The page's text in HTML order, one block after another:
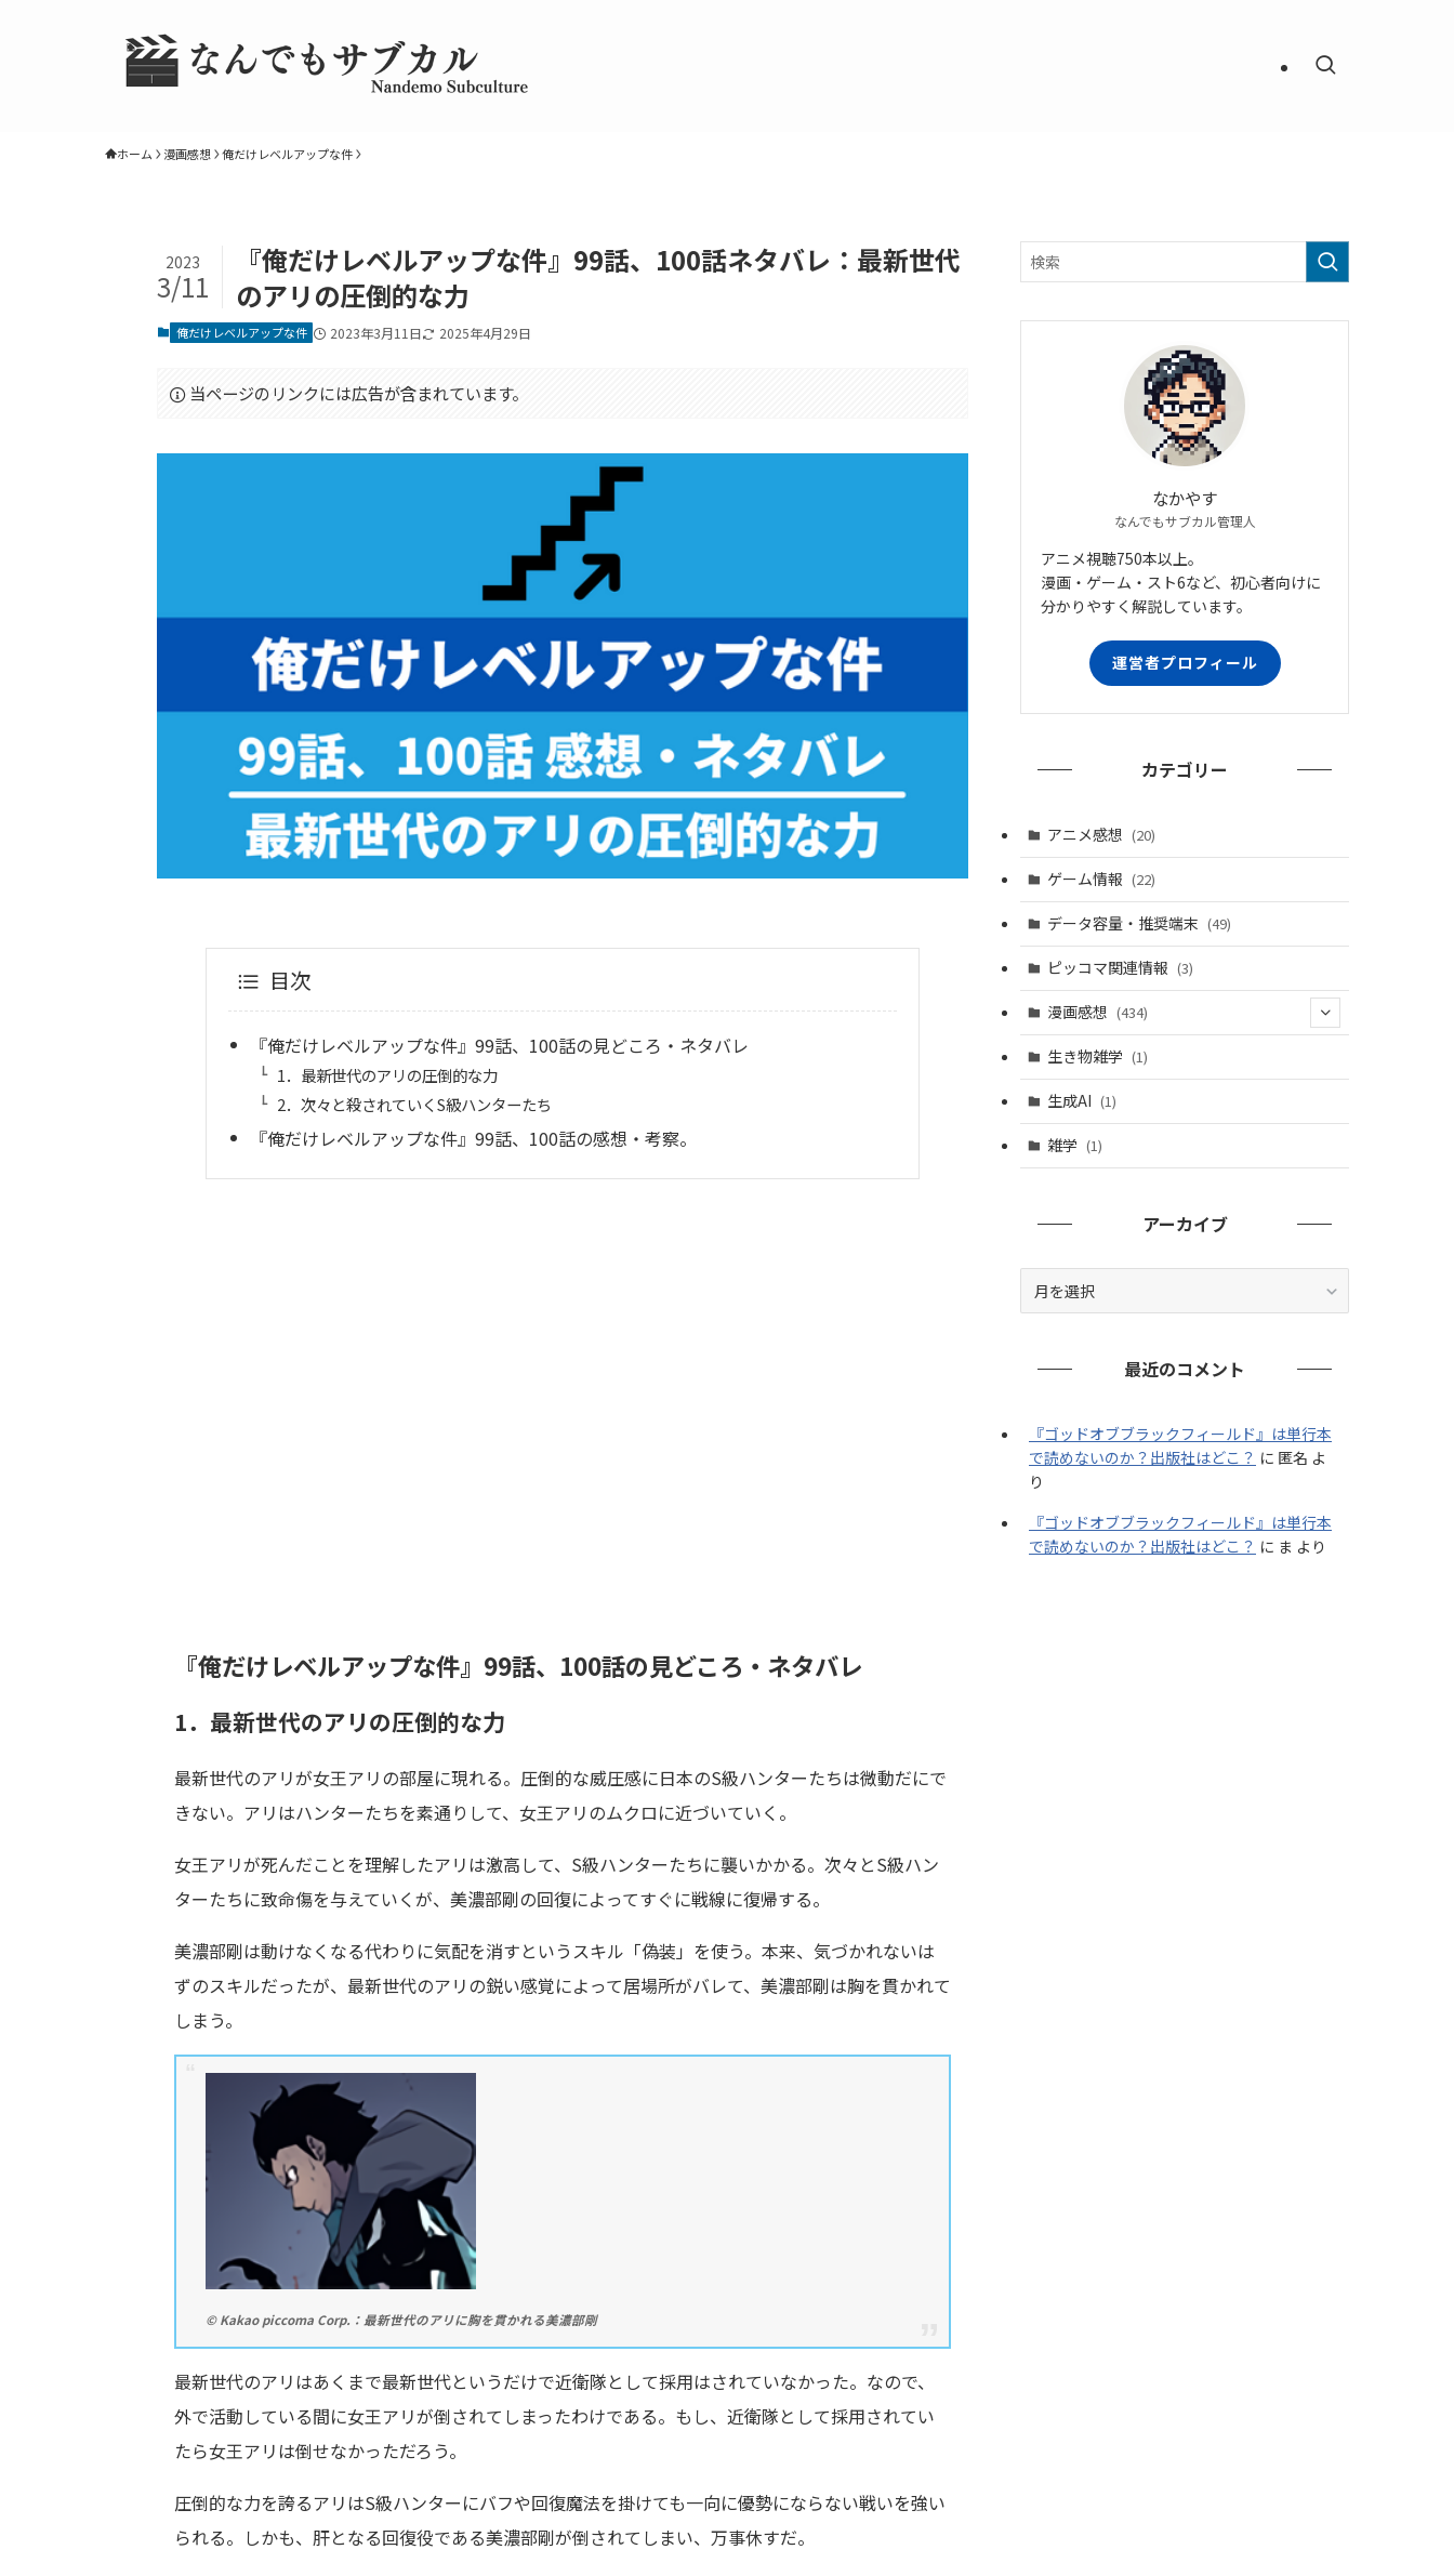
ホーム 漫画感想 俺だけレベルアップな件
『俺だけレベルアップな件』99話、100話ネタバレ：最新世代
のアリの圧倒的な力
2023
3/11
俺だけレベルアップな件 2023年3月11日 2025年4月29日
当ページのリンクには広告が含まれています。
目次
『俺だけレベルアップな件』99話、100話の見どころ・ネタバレ
1．最新世代のアリの圧倒的な力
2．次々と殺されていくS級ハンターたち
『俺だけレベルアップな件』99話、100話の感想・考察。
『俺だけレベルアップな件』99話、100話の見どころ・ネタバレ
1．最新世代のアリの圧倒的な力
最新世代のアリが女王アリの部屋に現れる。圧倒的な威圧感に日本のS級ハンターたちは微動だにで
きない。アリはハンターたちを素通りして、女王アリのムクロに近づいていく。
女王アリが死んだことを理解したアリは激高して、S級ハンターたちに襲いかかる。次々とS級ハン
ターたちに致命傷を与えていくが、美濃部剛の回復によってすぐに戦線に復帰する。
美濃部剛は動けなくなる代わりに気配を消すというスキル「偽装」を使う。本来、気づかれないは
ずのスキルだったが、最新世代のアリの鋭い感覚によって居場所がバレて、美濃部剛は胸を貫かれて
しまう。
© Kakao piccoma Corp.：最新世代のアリに胸を貫かれる美濃部剛
最新世代のアリはあくまで最新世代というだけで近衛隊として採用はされていなかった。なので、
外で活動している間に女王アリが倒されてしまったわけである。もし、近衛隊として採用されてい
たら女王アリは倒せなかっただろう。
圧倒的な力を誇るアリはS級ハンターにバフや回復魔法を掛けても一向に優勢にならない戦いを強い
られる。しかも、肝となる回復役である美濃部剛が倒されてしまい、万事休すだ。
なかやす
なんでもサブカル管理人
アニメ視聴750本以上。
漫画・ゲーム・スト6など、初心者向けに
分かりやすく解説しています。
運営者プロフィール
カテゴリー
アニメ感想 (20)
ゲーム情報 (22)
データ容量・推奨端末 (49)
ピッコマ関連情報 (3)
漫画感想 (434)
(20)
生き物雑学 (1)
生成AI (1)
雑学 (1)
アーカイブ
最近のコメント
『ゴッドオブブラックフィールド』は単行本
で読めないのか？出版社はどこ？ に 匿名 よ
り
『ゴッドオブブラックフィールド』は単行本
で読めないのか？出版社はどこ？ に ま より